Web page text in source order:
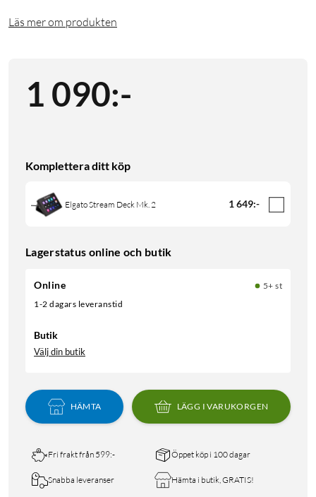
Läs mer om produkten
1 090:-
Komplettera ditt köp
Elgato Stream Deck Mk. 2 1 649:-
Lagerstatus online och butik
Online
5+ st
1-2 dagars leveranstid
Butik
Välj din butik
HÄMTA LÄGG I VARUKORGEN
Fri frakt från 599:- Öppet köp i 100 dagar
Snabba leveranser Hämta i butik, GRATIS!